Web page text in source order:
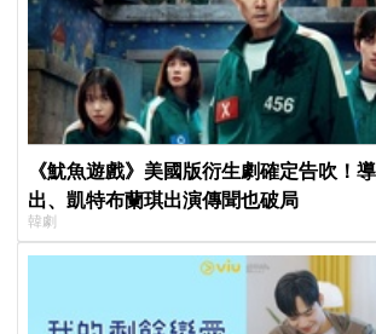
《魷魚遊戲》美國版衍生劇確定告吹！
出、凱特布蘭琪出演傳聞也破局
韓劇